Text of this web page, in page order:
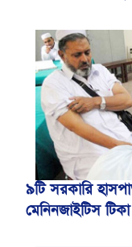
৯টি সরকারি
মেনিনজাইটিস টিকা